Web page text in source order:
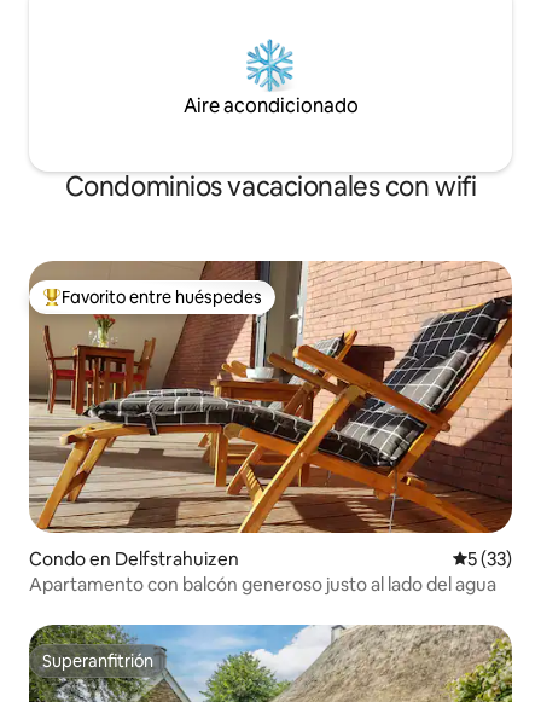
Aire acondicionado
Condominios vacacionales con wifi
Favorito entre huéspedes preferido
Favorito entre huéspedes
Condo en Delfstrahuizen
5 (33)
Apartamento con balcón generoso justo al lado del agua
Superanfitrión
Superanfitrión